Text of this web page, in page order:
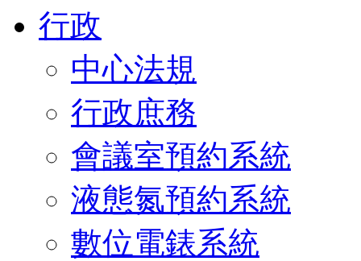
行政
中心法規
行政庶務
會議室預約系統
液態氮預約系統
數位電錶系統